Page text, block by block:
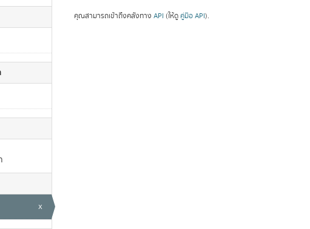
x
คุณสามารถเข้าถึงคลังทาง API (ให้ดู คู่มือ API).